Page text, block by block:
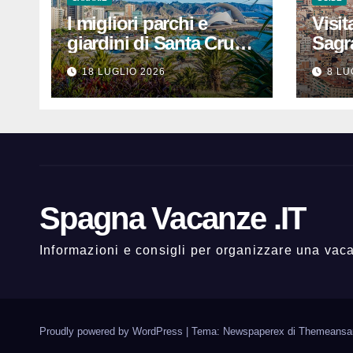
I migliori parchi e
giardini di Santa Cruz
de Tenerife: dove
rilassarsi
18 LUGLIO 2026
che
8
Spagna Vacanze .IT
Informazioni e consigli per organizzare una
Proudly powered by WordPress Tema: Newspaperex di